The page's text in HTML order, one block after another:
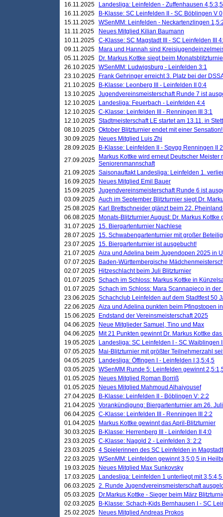
16.11.2025
Landesliga: Leinfelden - Zuffenhausen 4,5:3,5
16.11.2025
B-Klasse: SC Leinfelden II - SC Böblingen V
15.11.2025 WSenMM: Leinfelden - Neckartenzlingen
11.11.2025
Neues Mitglied Kilian Baumann
10.11.2025 C-Klasse: SC Magstadt III - SC Leinfelden III
09.11.2025
Mara und Hannah sind
05.11.2025
Dr. Markus Kottke siegt beim
26.10.2025 WSenMM: Ludwigsburg - Leinfelden 3:1
23.10.2025
Frank Gehringer erreicht 3. Platz bei der
21.10.2025
B-Klasse: Leonberg III - Leinfelden II 0:4
13.10.2025 Jugendvereinsmeisterschaft Runde 7 ist
12.10.2025
Landesliga: Feuerbach - Leinfelden 4:4
12.10.2025 C-Klasse: Leinfelden III - Renningen III 3:1
12.10.2025 Stadtmeisterschaft LE startet am 13.11. in
08.10.2025 Oktober Blitzturnier endet mit einer
30.09.2025
Neues Mitglied Luis Zhi
28.09.2025
B-Klasse: Leinfelden II - Spvgg Renningen II
27.09.2025
Markus Kottke wird erneut Deutscher Meister
Seniorenmannschaft
21.09.2025 Saisonauftakt Landesliga: Leinfelden 1.
16.09.2025
Neues Mitglied Emil Bauer
15.09.2025 Jugendvereinsmeisterschaft Runde 6 ist
03.09.2025 Auch im September Blitzturnier siegt Dr.
25.08.2025
Karl Brettschneider glänzt beim 22.
06.08.2025
Monats-Blitzturnier August: Dr. Markus Kottke
31.07.2025 15. Biergartenturnier Nachlese
28.07.2025 15. Schwabengartenturnier mit großer
23.07.2025 15. Biergartenturnier ist ausgebucht!
21.07.2025 Aiza und Adelina beim Jugendopen 2025 in
07.07.2025
Baden-Württembergische
02.07.2025
Hitzeschlacht beim Juli Blitzturnier
01.07.2025 Schach im Schloss: Markus Kottke in
01.07.2025 Schach im Schloss: Mara Scannapieco in der
23.06.2025 Schachclub Leinfelden auf dem Stadtfest 50
22.06.2025 Aiza und Adelina punkten beim Pfingstopen
15.06.2025
Endstand der Vereinsmeisterschaft 2025
04.06.2025
Neue Mitglieder Samuel, Tino und Max
04.06.2025
Mit 21 Punkten gewinnt Dr. Markus Kottke
19.05.2025
Landesliga: SC Leinfelden I - SC Waiblingen
07.05.2025
Mai-Blitzturnier mit größter Teilnehmerzahl
04.05.2025
Landesliga: Öffingen I - Leinfelden I 3,5:4,5
03.05.2025 WSenMM Runde 5: Leinfelden gewinnt
01.05.2025
Neues Mitglied Roman Borriß
01.05.2025
Neues Mitglied Mahmoud Alhajyousef
27.04.2025
B-Klasse: Leinfelden II - Böblingen V: 2:2
21.04.2025 Vorankündigung: Biergartenturnier am 26. Juli
06.04.2025 C-Klasse: Leinfelden III - Renningen III 2:2
01.04.2025
Markus Kottke gewinnt das April-Blitzturnier
30.03.2025
B-Klasse: Herrenberg III - Leinfelden II 4:0
23.03.2025 C-Klasse: Nagold 2 - Leinfelden 3: 2:2
23.03.2025 4 Spielerinnen des SC Leinfelden in Magstadt
22.03.2025 WSenMM: Leinfelden gewinnt 3,5:0,5 in
19.03.2025
Neues Mitglied Max Sunkovsky
17.03.2025
Landesliga: Leinfelden 1 unterliegt mit
06.03.2025 2. Runde Jugendvereinsmeisterschaft
05.03.2025
Dr.Markus Kottke - Sieger beim März
02.03.2025
B-Klasse: Schach-Kids Bernhausen I - SC
25.02.2025
Neues Mitglied Andreas Prokos